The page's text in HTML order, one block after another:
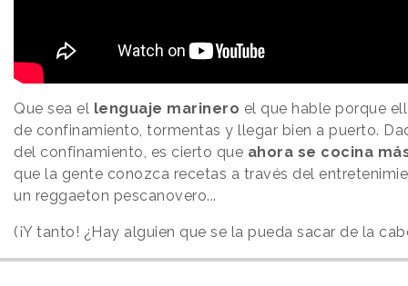
Que sea el lenguaje marinero el que hable porque
de confinamiento, tormentas y llegar bien a puerto.
del confinamiento, es cierto que ahora se cocina
que la gente conozca recetas a través del
un reggaeton pescanovero...
(¡Y tanto! ¿Hay alguien que se la pueda sacar de la